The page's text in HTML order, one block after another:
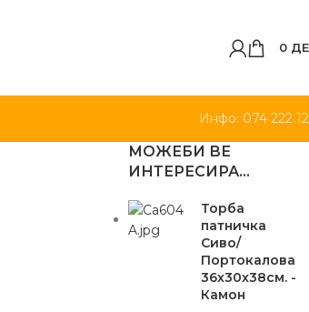
0
Инфо: 074 222
МОЖЕБИ ВЕ
ИНТЕРЕСИРА…
Торба
патничка
Сиво/
Портокалова
36х30х38см. -
Камон